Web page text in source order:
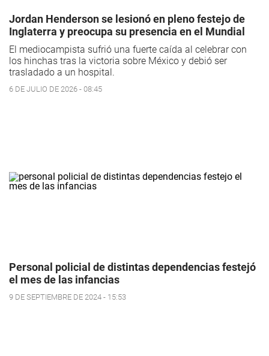
Jordan Henderson se lesionó en pleno festejo de
Inglaterra y preocupa su presencia en el Mundial
El mediocampista sufrió una fuerte caída al celebrar con
los hinchas tras la victoria sobre México y debió ser
trasladado a un hospital.
6 DE JULIO DE 2026 - 08:45
Personal policial de distintas dependencias festejó
el mes de las infancias
9 DE SEPTIEMBRE DE 2024 - 15:53